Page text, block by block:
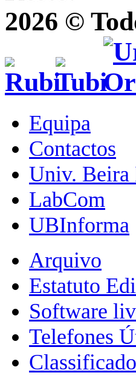
2026 ©
Equipa
Contactos
Univ.
LabCom
UBInforma
Arquivo
Estatuto
Software
Telefones